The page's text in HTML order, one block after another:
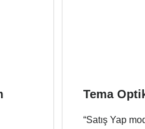
Tema
“Satış Yap